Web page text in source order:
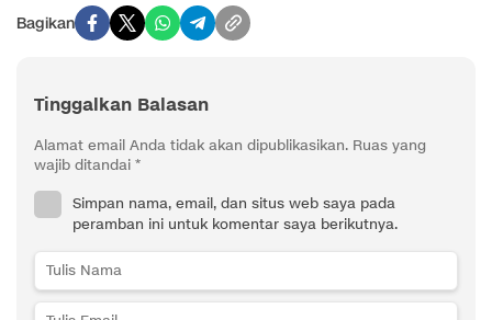
Bagikan
Tinggalkan Balasan
Alamat email Anda tidak akan dipublikasikan. Ruas yang
wajib ditandai *
Simpan nama, email, dan situs web saya pada
peramban ini untuk komentar saya berikutnya.